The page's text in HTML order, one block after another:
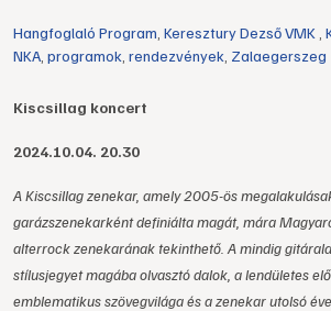
Hangfoglaló Program Keresztury Dezső VMK
NKA programok rendezvények Zalaegerszeg
Kiscsillag koncert
2024.10.04. 20.30
A Kiscsillag zenekar, amely 2005-ös
garázszenekarként definiálta magát, mára
alterrock zenekarának tekinthető. A mindig
stílusjegyet magába olvasztó dalok, a lendületes
emblematikus szövegvilága és a zenekar utolsó